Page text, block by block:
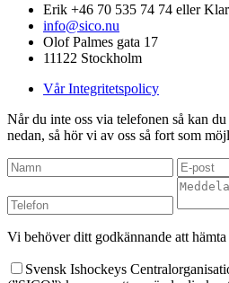
Erik +46 70 535 74 74 eller
info@sico.nu
Olof Palmes gata 17
11122 Stockholm
Vår Integritetspolicy
Når du inte oss via telefonen så kan
nedan, så hör vi av oss så fort som
Vi behöver ditt godkännande att
Svensk Ishockeys